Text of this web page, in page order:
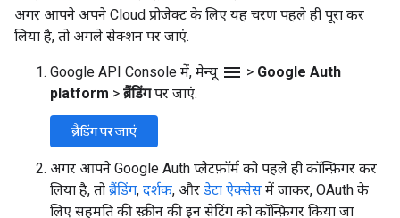
अगर आपने अपने Cloud प्रोजेक्ट के लिए यह चरण पहले ही पूरा कर
लिया है, तो अगले सेक्शन पर जाएं.
Google API Console में, मेन्यू menu > Google Auth
platform > ब्रैंडिंगपर जाएं.
ब्रैंडिंग पर जाएं
अगर आपने Google Auth प्लैटफ़ॉर्म को पहले ही कॉन्फ़िगर कर
लिया है, तो ब्रैंडिंग, दर्शक, और डेटा ऐक्सेस में जाकर, OAuth के
लिए सहमति की स्क्रीन की इन सेटिंग को कॉन्फ़िगर किया जा